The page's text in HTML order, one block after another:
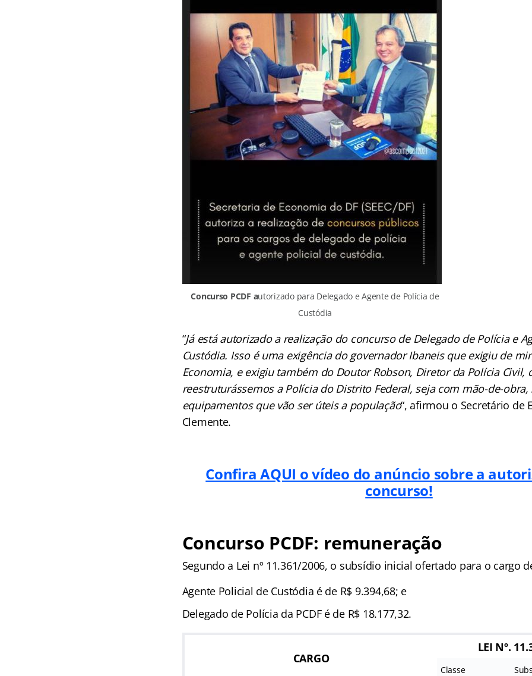
Concurso PCDF autorizado para Delegado e Agente de Polícia de
Custódia
“Já está autorizado a realização do concurso de Delegado de Polícia e
Custódia. Isso é uma exigência do governador Ibaneis que exigiu de
Economia, e exigiu também do Doutor Robson, Diretor da Polícia Civil,
reestruturássemos a Polícia do Distrito Federal, seja com mão-de-obra,
equipamentos que vão ser úteis a população“, afirmou o Secretário de
Clemente.
Confira AQUI o vídeo do anúncio sobre a
concurso!
Concurso PCDF: remuneração
Segundo a Lei nº 11.361/2006, o subsídio inicial ofertado para o cargo
Agente Policial de Custódia é de R$ 9.394,68; e
Delegado de Polícia da PCDF é de R$ 18.177,32.
CARGO
LEI Nº.
Classe